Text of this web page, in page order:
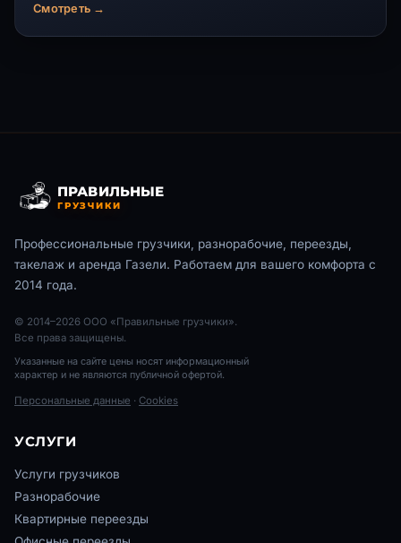
Смотреть →
ПРАВИЛЬНЫЕ
ГРУЗЧИКИ
Профессиональные грузчики, разнорабочие, переезды,
такелаж и аренда Газели. Работаем для вашего комфорта с
2014 года.
© 2014–2026 ООО «Правильные грузчики».
Все права защищены.
Указанные на сайте цены носят информационный
характер и не являются публичной офертой.
Персональные данные · Cookies
УСЛУГИ
Услуги грузчиков
Разнорабочие
Квартирные переезды